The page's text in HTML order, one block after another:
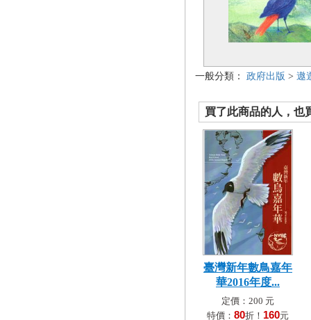
一般分類： 政府出版 > 遨
買了此商品的人，也
臺灣新年數鳥嘉年
華2016年度...
定價：200 元
特價： 80折！ 160元